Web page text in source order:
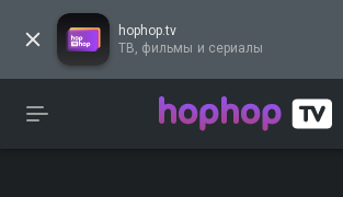
hophop.tv
ТВ, фильмы и сериалы